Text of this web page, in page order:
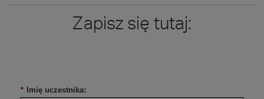
Zapisz się tutaj:
* Imię uczestnika: